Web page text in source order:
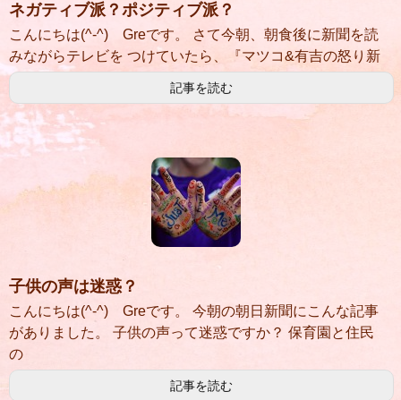
ネガティブ派？ポジティブ派？
こんにちは(^-^) Greです。 さて今朝、朝食後に新聞を読
みながらテレビを つけていたら、『マツコ&有吉の怒り新
記事を読む
子供の声は迷惑？
こんにちは(^-^) Greです。 今朝の朝日新聞にこんな記事
がありました。 子供の声って迷惑ですか？ 保育園と住民
の
記事を読む